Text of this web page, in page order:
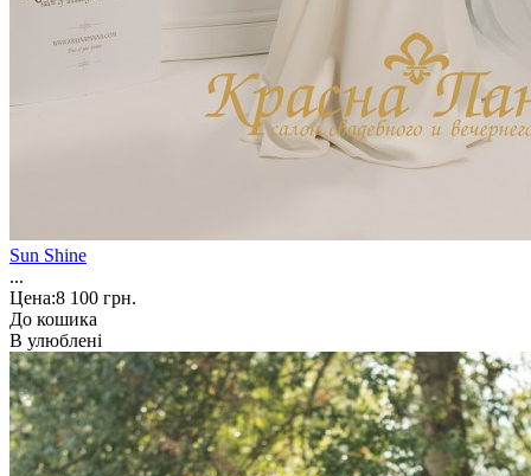
Sun Shine
...
Цена:8 100 грн.
До кошика
В улюблені